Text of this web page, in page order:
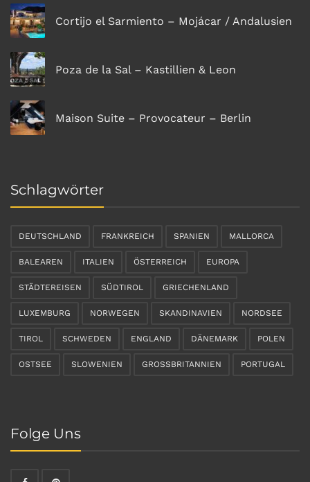
Cortijo el Sarmiento – Mojácar / Andalusien
Poza de la Sal – Kastillien & Leon
Maison Suite – Provocateur – Berlin
Schlagwörter
DEUTSCHLAND FRANKREICH SPANIEN MALLORCA
BALEAREN ITALIEN ÖSTERREICH EUROPA
STÄDTEREISEN SÜDTIROL GRIECHENLAND
LUXEMBURG NORWEGEN SKANDINAVIEN NORDSEE
TIROL SCHWEDEN ENGLAND DÄNEMARK POLEN
OSTSEE SLOWENIEN GROSSBRITANNIEN PORTUGAL
Folge Uns